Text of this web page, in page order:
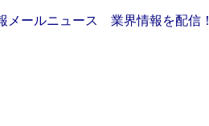
ールニュース 業界情報を配信！